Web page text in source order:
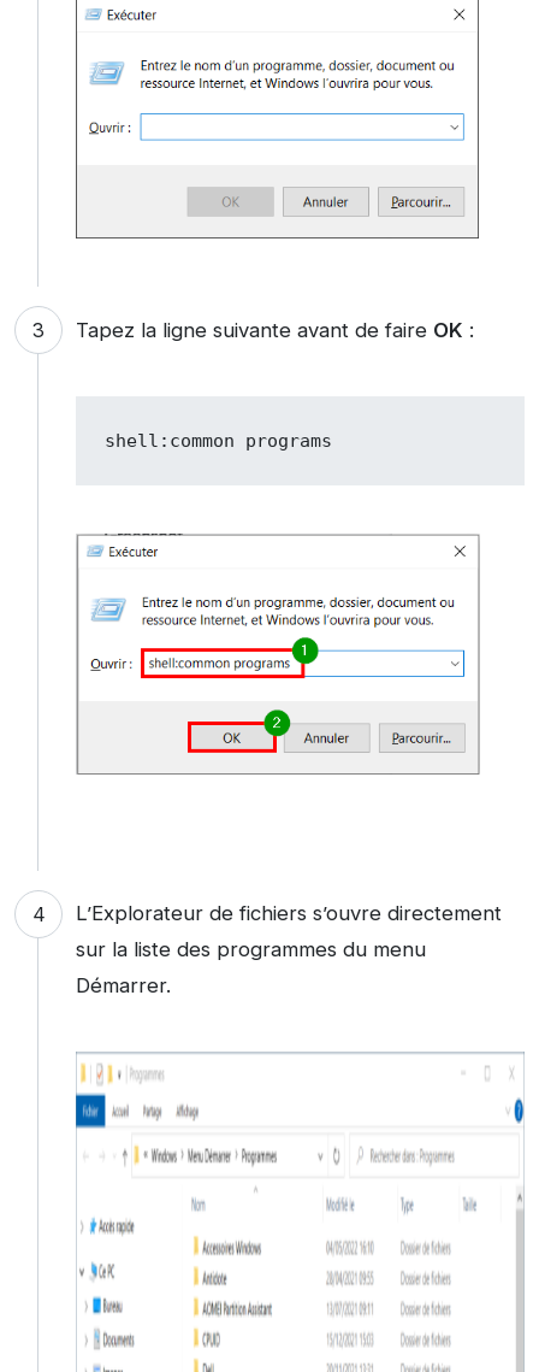
Tapez la ligne suivante avant de faire OK :
shell:common programs
L’Explorateur de fichiers s’ouvre directement
sur la liste des programmes du menu
Démarrer.